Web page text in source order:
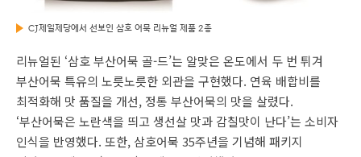
CJ제일제당에서 선보인 삼호 어묵 리뉴얼 제품 2종
리뉴얼된 ‘삼호 부산어묵 골-드’는 알맞은 온도에서 두 번 튀겨
부산어묵 특유의 노릇노릇한 외관을 구현했다. 연육 배합비를
최적화해 맛 품질을 개선, 정통 부산어묵의 맛을 살렸다.
‘부산어묵은 노란색을 띄고 생선살 맛과 감칠맛이 난다’는 소비자
인식을 반영했다. 또한, 삼호어묵 35주년을 기념해 패키지